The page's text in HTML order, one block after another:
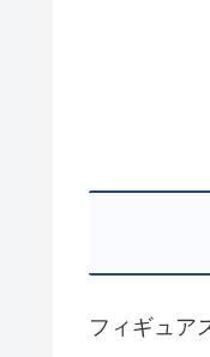
フィギュア